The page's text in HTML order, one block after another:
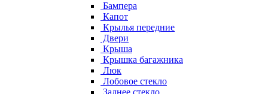
Бампера
Капот
Крылья передние
Двери
Крыша
Крышка багажника
Люк
Лобовое стекло
Заднее стекло